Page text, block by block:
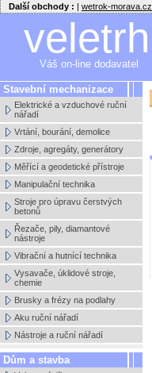
Další obchody : | wetrok-morava.cz
veletrh
Váš on-line dodavatel
Stavební mechanizace
Elektrické a vzduchové ruční
nářadí
Vrtání, bourání, demolice
Zdroje, agregáty, generátory
Měřící a geodetické přístroje
Manipulační technika
Stroje pro úpravu čerstvých
betonů
Řezače, pily, diamantové
nástroje
Vibrační a hutnící technika
Vysavače, úklidové stroje,
chemie
Brusky a frézy na podlahy
Aku ruční nářadí
Nástroje a ruční nářadí
Dům a stavba